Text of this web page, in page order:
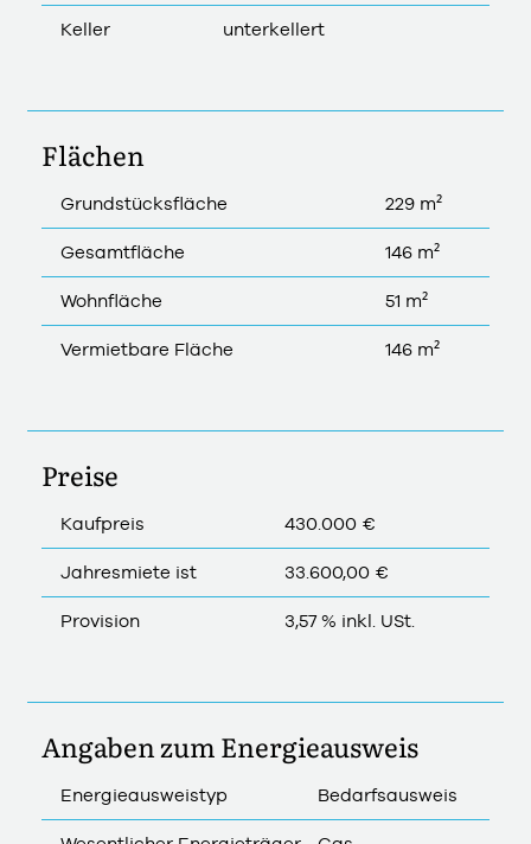
Keller unterkellert
Flächen
Grundstücksfläche 229 m²
Gesamtfläche 146 m²
Wohnfläche 51 m²
Vermietbare Fläche 146 m²
Preise
Kaufpreis 430.000 €
Jahresmiete ist 33.600,00 €
Provision 3,57 % inkl. USt.
Angaben zum Energieausweis
Energieausweistyp Bedarfsausweis